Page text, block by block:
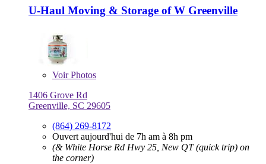
U-Haul Moving & Storage of W Greenville
VoirPhotos
1406 Grove Rd
Greenville, SC 29605
(864) 269-8172
Ouvert aujourd'hui de 7h am à 8h pm
(& White Horse Rd Hwy 25, New QT (quick trip) on
the corner)